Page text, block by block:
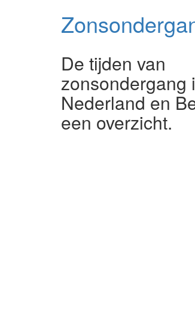
De tijden van
zonsondergang
Nederland en
een overzicht.